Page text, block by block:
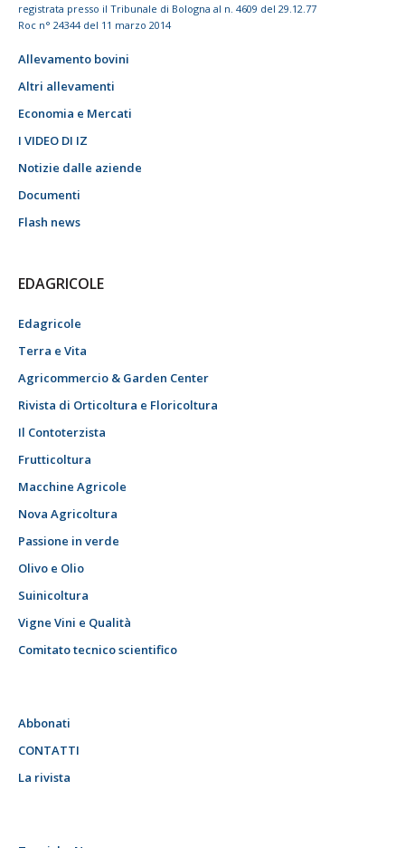
registrata presso il Tribunale di Bologna al n. 4609 del 29.12.77
Roc n° 24344 del 11 marzo 2014
Allevamento bovini
Altri allevamenti
Economia e Mercati
I VIDEO DI IZ
Notizie dalle aziende
Documenti
Flash news
EDAGRICOLE
Edagricole
Terra e Vita
Agricommercio & Garden Center
Rivista di Orticoltura e Floricoltura
Il Contoterzista
Frutticoltura
Macchine Agricole
Nova Agricoltura
Passione in verde
Olivo e Olio
Suinicoltura
Vigne Vini e Qualità
Comitato tecnico scientifico
Abbonati
CONTATTI
La rivista